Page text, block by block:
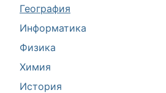
География
Информатика
Физика
Химия
История